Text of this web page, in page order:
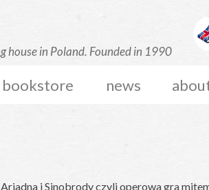
bookstore news
Ariadna i Sinobrody czyli operowa gra